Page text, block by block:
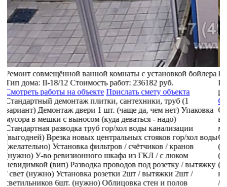
Ремонт раздельной ванной комнаты
Ремонт отдельного туалета Тип дома:СМ-6 Стоимость
работ:235490 руб.
Смотреть работы на объекте Прислать смету объекта
Стандартный демонтаж плитки, сантехники, труб (1
вариант) Демонтаж дверей 2 шт. (чаще да, чем нет)
Упаковка
мусора в мешки с выносом (куда деваться - надо)
Стандартная разводка труб гор/хол воды канализации
(выгодней) Врезка новых центральных стояков гор/хол воды
(желательно) Установка фильтров / счётчиков / кранов
(нужно) У-во ревизионного шкафа из ГКЛ / с люком
невидимкой (вип) Разводка проводов под розетку / вытяжку
/ свет (нужно) Установка розетки 2шт / вытяжки 2шт /